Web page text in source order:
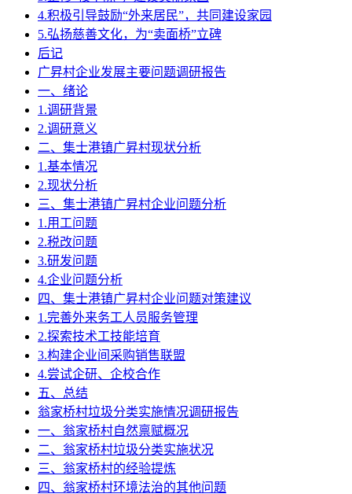
4.积极引导鼓励“外来居民”，共同建设家园
5.弘扬慈善文化，为“卖面桥”立碑
后记
广昇村企业发展主要问题调研报告
一、绪论
1.调研背景
2.调研意义
二、集士港镇广昇村现状分析
1.基本情况
2.现状分析
三、集士港镇广昇村企业问题分析
1.用工问题
2.税改问题
3.研发问题
4.企业问题分析
四、集士港镇广昇村企业问题对策建议
1.完善外来务工人员服务管理
2.探索技术工技能培育
3.构建企业间采购销售联盟
4.尝试企研、企校合作
五、总结
翁家桥村垃圾分类实施情况调研报告
一、翁家桥村自然禀赋概况
二、翁家桥村垃圾分类实施状况
三、翁家桥村的经验提炼
四、翁家桥村环境法治的其他问题